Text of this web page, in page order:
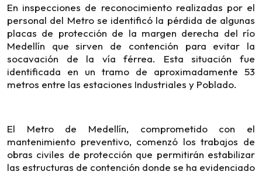
En inspecciones de reconocimiento realizadas por el
personal del Metro se identificó la pérdida de algunas
placas de protección de la margen derecha del río
Medellín que sirven de contención para evitar la
socavación de la vía férrea. Esta situación fue
identificada en un tramo de aproximadamente 53
metros entre las estaciones Industriales y Poblado.
El Metro de Medellín, comprometido con el
mantenimiento preventivo, comenzó los trabajos de
obras civiles de protección que permitirán estabilizar
las estructuras de contención donde se ha evidenciado